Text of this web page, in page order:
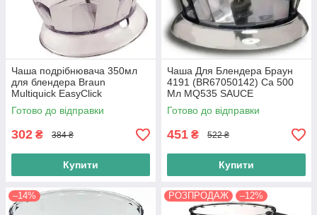
Чаша подрібнювача 350мл
для блендера Braun
Multiquick EasyClick
(AS00004190) hc
Готово до відправки
302 ₴ 384 ₴
Купити
Чаша Для Блендера Браун
4191 (BR67050142) Ca 500
Мл MQ535 SAUCE
MQ5235WH MQ3135WH
Готово до відправки
451 ₴ 522 ₴
Купити
–14% РОЗПРОДАЖ –12%